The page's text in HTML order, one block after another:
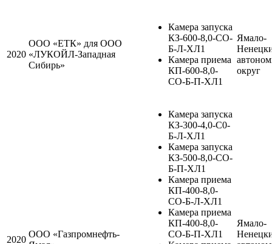
2020
ООО «ЕТК» для ООО
«ЛУКОЙЛ-Западная
Сибирь»
Камера запуска
КЗ-600-8,0-СО-
Б-Л-ХЛ1
Камера приема
КП-600-8,0-
СО-Б-П-ХЛ1
Ямало-
округ
2020
ООО «Газпромнефть-
Камера запуска
КЗ-300-4,0-С0-
Б-Л-ХЛ1
Камера запуска
КЗ-500-8,0-СО-
Б-П-ХЛ1
Камера приема
КП-400-8,0-
СО-Б-Л-ХЛ1
Камера приема
КП-400-8,0-
СО-Б-П-ХЛ1
Ямало-